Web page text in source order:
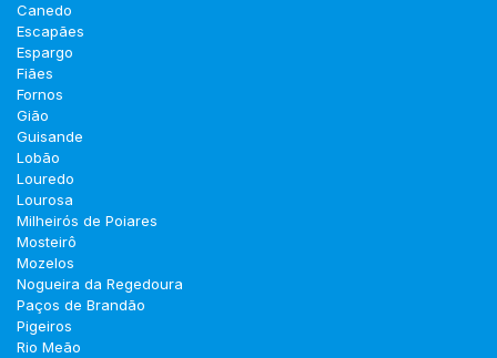
Canedo
Escapães
Espargo
Fiães
Fornos
Gião
Guisande
Lobão
Louredo
Lourosa
Milheirós de Poiares
Mosteirô
Mozelos
Nogueira da Regedoura
Paços de Brandão
Pigeiros
Rio Meão